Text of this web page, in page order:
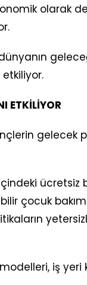
olarak
ETKİLİYOR
gelecek
ücretsiz
çocuk
iş yeri